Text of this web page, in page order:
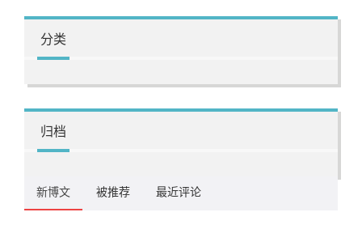
分类
归档
新博文 被推荐 最近评论